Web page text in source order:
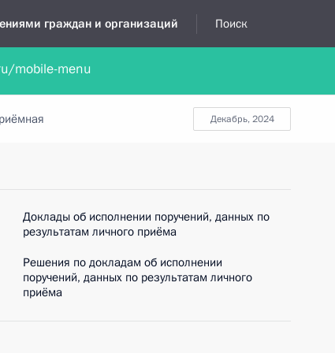
граждан и организаций Поиск
Обратиться в устной форме
декабрь, 2024
Доклады об исполнении поручений, данных по
результатам личного приёма
Решения по докладам об исполнении
поручений, данных по результатам личного
приёма
mobile-menu